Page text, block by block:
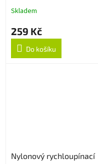
Skladem
259 Kč
Do košíku
Nylonový rychloupínací